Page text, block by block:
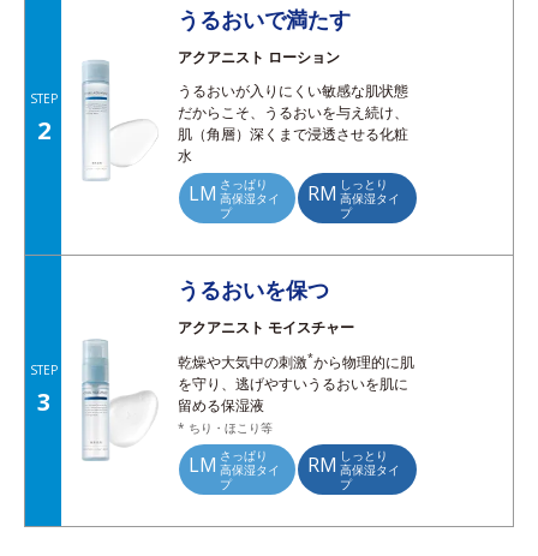
STEP
2
うるおいで満たす
アクアニスト ローション
うるおいが入りにくい敏感な肌状態
だからこそ、うるおいを与え続け、
肌（角層）深くまで浸透させる化粧
水
LM さっぱり
高保湿タイ
プ
RM しっとり
高保湿タイ
プ
STEP
3
うるおいを保つ
アクアニスト モイスチャー
乾燥や大気中の刺激*から物理的に肌
を守り、逃げやすいうるおいを肌に
留める保湿液
* ちり・ほこり等
LM さっぱり
高保湿タイ
プ
RM しっとり
高保湿タイ
プ